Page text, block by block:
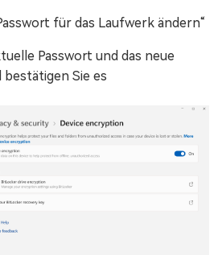
für das Laufwerk ändern“
Passwort und das neue
bestätigen Sie es